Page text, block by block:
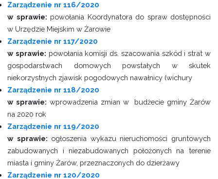
Zarządzenie nr 116/2020
w sprawie: powołania Koordynatora do spraw dostępności
w Urzędzie Miejskim w Żarowie
Zarządzenie nr 117/2020
w sprawie: powołania komisji ds. szacowania szkód i strat w
gospodarstwach domowych powstałych w skutek
niekorzystnych zjawisk pogodowych nawałnicy (wichury
Zarządzenie nr 118/2020
w sprawie: wprowadzenia zmian w budżecie gminy Żarów
na 2020 rok
Zarządzenie nr 119/2020
w sprawie: ogłoszenia wykazu nieruchomości gruntowych
zabudowanych i niezabudowanych położonych na terenie
miasta i gminy Żarów, przeznaczonych do dzierżawy
Zarządzenie nr 120/2020